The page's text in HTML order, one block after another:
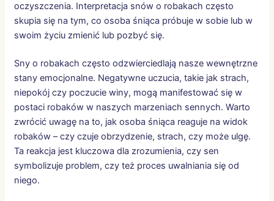
oczyszczenia. Interpretacja snów o robakach często
skupia się na tym, co osoba śniąca próbuje w sobie lub w
swoim życiu zmienić lub pozbyć się.
Sny o robakach często odzwierciedlają nasze wewnętrzne
stany emocjonalne. Negatywne uczucia, takie jak strach,
niepokój czy poczucie winy, mogą manifestować się w
postaci robaków w naszych marzeniach sennych. Warto
zwrócić uwagę na to, jak osoba śniąca reaguje na widok
robaków – czy czuje obrzydzenie, strach, czy może ulgę.
Ta reakcja jest kluczowa dla zrozumienia, czy sen
symbolizuje problem, czy też proces uwalniania się od
niego.